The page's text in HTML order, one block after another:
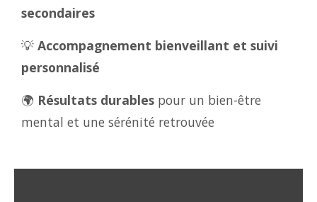
secondaires
💡 Accompagnement bienveillant et suivi
personnalisé
🌍 Résultats durables pour un bien-être
mental et une sérénité retrouvée